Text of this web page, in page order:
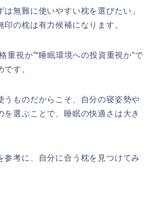
は無難に使いやすい枕を選びたい」
印の枕は有力候補になります。
重視か”“睡眠環境への投資重視か”で
す。
うものだからこそ、自分の寝姿勢や
を選ぶことで、睡眠の快適さは大き
参考に、自分に合う枕を見つけてみ